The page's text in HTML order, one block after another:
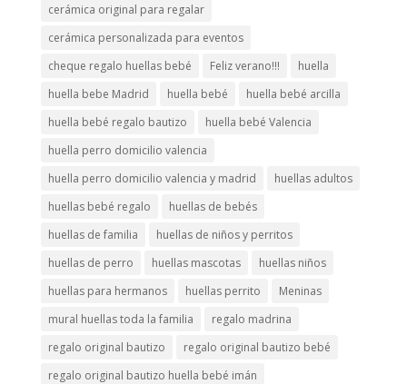
cerámica original para regalar
cerámica personalizada para eventos
cheque regalo huellas bebé
Feliz verano!!!
huella
huella bebe Madrid
huella bebé
huella bebé arcilla
huella bebé regalo bautizo
huella bebé Valencia
huella perro domicilio valencia
huella perro domicilio valencia y madrid
huellas adultos
huellas bebé regalo
huellas de bebés
huellas de familia
huellas de niños y perritos
huellas de perro
huellas mascotas
huellas niños
huellas para hermanos
huellas perrito
Meninas
mural huellas toda la familia
regalo madrina
regalo original bautizo
regalo original bautizo bebé
regalo original bautizo huella bebé imán